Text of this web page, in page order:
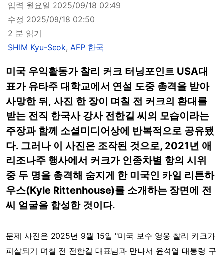
입력 월요일 2025/09/18 02:49
수정 2025/09/18 02:50
2 분 읽기
SHIM Kyu-Seok, AFP 한국
미국 우익활동가 찰리 커크 터닝포인트 USA대
표가 유타주 대학교에서 연설 도중 총격을 받아
사망한 뒤, 사진 한 장이 며칠 전 커크의 환대를
받는 전직 한국사 강사 전한길 씨의 모습이라는
주장과 함께 소셜미디어상에 반복적으로 공유됐
다. 그러나 이 사진은 조작된 것으로, 2021년 애
리조나주 행사에서 커크가 인종차별 항의 시위
중 두 명을 총격해 숨지게 한 미국인 카일 리튼하
우스(Kyle Rittenhouse)를 소개하는 장면에 전
씨 얼굴을 합성한 것이다.
문제 사진은 2025년 9월 15일 "미국 보수 영웅 찰리 커크가
피살되기 며칠 전 전한길 대표님과 만나서 윤석열 대통령 구